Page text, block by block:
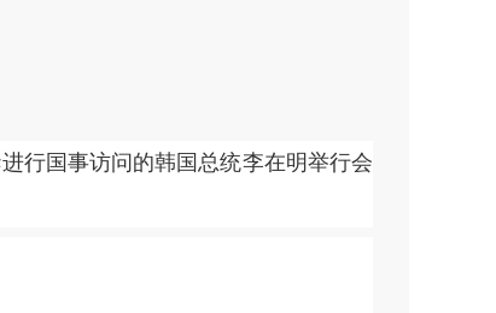
行国事访问的韩国总统李在明举行会